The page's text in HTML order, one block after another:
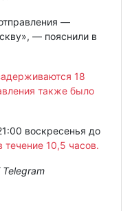
—
— пояснили в
18
также было
воскресенья до
течение 10,5 часов.